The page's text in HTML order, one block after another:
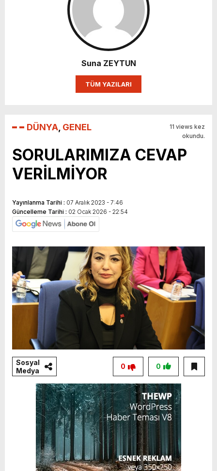
Suna ZEYTUN
TÜM YAZILARI
DÜNYA GENEL
11 views kez
okundu.
SORULARIMIZA CEVAP
VERİLMİYOR
Yayınlanma Tarihi : 07 Aralık 2023 - 7:46
Güncelleme Tarihi : 02 Ocak 2026 - 22:54
Sosyal
Medya
0
0